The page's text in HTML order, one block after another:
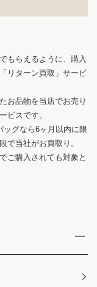
もらえるように、購入
リターン買取」サービ
お品物を当店でお売り
ビスです。
ッグなら6ヶ月以内に限
で当社がお買取り。
ご購入されても対象と